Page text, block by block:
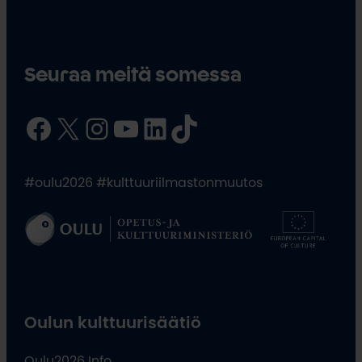
Seuraa meitä somessa
Facebook X InstagramYouTube LinkedIn TikTok
#oulu2026 #kulttuuriilmastonmuutos
Oulun kulttuurisäätiö